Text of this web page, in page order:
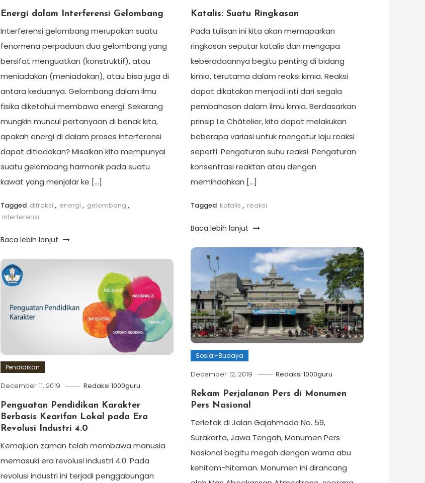
Energi dalam Interferensi Gelombang
Interferensi gelombang merupakan suatu
fenomena perpaduan dua gelombang yang
bersifat menguatkan (konstruktif), atau
meniadakan (meniadakan), atau bisa juga di
antara keduanya. Gelombang dalam ilmu
fisika diketahui membawa energi. Sekarang
mungkin muncul pertanyaan di benak kita,
apakah energi di dalam proses interferensi
dapat ditiadakan? Misalkan kita mempunyai
suatu gelombang harmonik pada suatu
kawat yang menjalar ke […]
Tagged difraksi , energi , gelombang ,
interferensi
Baca lebih lanjut
Katalis: Suatu Ringkasan
Pada tulisan ini kita akan memaparkan
ringkasan seputar katalis dan mengapa
keberadaannya begitu penting di bidang
kimia, terutama dalam reaksi kimia. Reaksi
dapat dikatakan menjadi inti dari segala
pembahasan dalam ilmu kimia. Berdasarkan
prinsip Le Châtelier, kita dapat melakukan
beberapa variasi untuk mengatur laju reaksi
seperti: Pengaturan suhu reaksi. Pengaturan
konsentrasi reaktan atau dengan
memindahkan […]
Tagged katalis , reaksi
Baca lebih lanjut
Sosial-Budaya
December 12, 2019 Redaksi 1000guru
Rekam Perjalanan Pers di Monumen
Pers Nasional
Terletak di Jalan Gajahmada No. 59,
Surakarta, Jawa Tengah, Monumen Pers
Nasional begitu megah dengan warna abu
kehitam-hitaman. Monumen ini dirancang
Pendidikan
December 11, 2019 Redaksi 1000guru
Penguatan Pendidikan Karakter
Berbasis Kearifan Lokal pada Era
Revolusi Industri 4.0
Kemajuan zaman telah membawa manusia
memasuki era revolusi industri 4.0. Pada
revolusi industri ini terjadi penggabungan